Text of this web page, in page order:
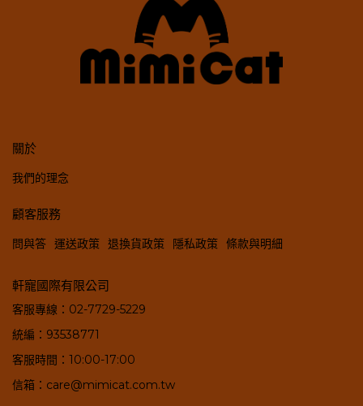
關於
我們的理念
顧客服務
問與答 運送政策 退換貨政策 隱私政策 條款與明細
軒寵國際有限公司
客服專線：02-7729-5229
統編：93538771
客服時間：10:00-17:00
信箱：care@mimicat.com.tw